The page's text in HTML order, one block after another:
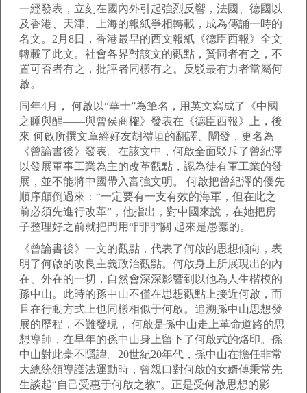
一經發表，立刻在國內外引起強烈反響，法國、德國以
及香港、天津、上海的報紙爭相轉載，成為傳誦一時的
名文。2月8日，香港最早的西文報紙《德臣西報》全文
轉載了此文。社會各界對該文的觀點，贊同者有之，不
置可否者有之，批評者同樣有之。反駁最有力者當屬何
啟。
同年4月， 何啟以“華士”為筆名，用英文寫成了《中國
之睡與醒——與曾侯商榷》發表在《德臣西報》上，後
來 何啟所撰文章經好友胡禮垣的翻譯、闡發，更名為
《曾論書後》發表。在該文中，何啟全面駁斥了曾紀澤
以發展軍事工業為主的改革觀點，認為徒有軍工業的發
展，並不能將中國帶入富強文明。 何啟把曾紀澤的優先
順序顛倒過來：“一定要有一支有效的海軍，但在此之
前必須先進行改革”，他指出，對中國來說，在她把房
子整理好之前就把門用“門閂”關 起來是愚蠢的。
《曾論書後》一文的觀點，代表了何啟的思想傾向，表
明了何啟的改良主義政治觀點。何啟身上所展現出的內
在、外在的一切，自然會深深影響到以他為人生楷模的
孫中山。此時的孫中山不僅在思想觀點上接近何啟，而
且在行動方式上也同樣相似于何啟。追溯孫中山思想發
展的歷程，不難發現， 何啟是孫中山走上革命道路的思
想導師，在早年的孫中山身上留下了何啟式的烙印。孫
中山對此毫不隱諱。20世紀20年代，孫中山在擔任非常
大總統領導護法運動時，曾親口對何啟的女婿傅秉常先
生談起“自己受惠于何啟之教”。正是受何啟思想的影